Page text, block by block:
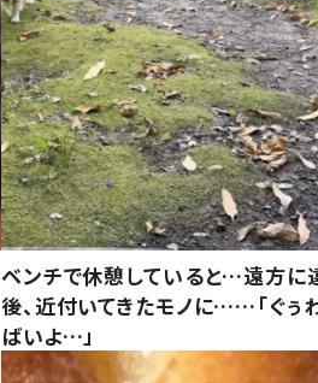
ベンチで休憩していると…遠方に
後、近付いてきたモノに……「ぐぅわ
ばいよ…」